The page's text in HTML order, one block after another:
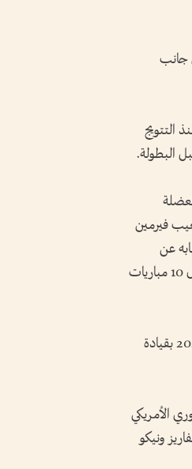
جانب
التتويج
إصابته في العضلة
فيرمين
عن
المباريات منذ يناير الماضي بسبب الإصابة، بعدما سجل 8 أهداف مع المنتخب الإسباني خلال 10 مباريات
ويتمسك منتخب الأرجنتين بفرصه في الحفاظ على اللقب الذي أحرزه في مونديال قطر 2022 بقيادة
بعدما سجل 12 هدفًا في 14 مباراة بالدوري الأمريكي
ونيكو